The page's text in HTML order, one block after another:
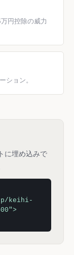
円控除の威力
ション。
に埋め込みで
jp/keihi-